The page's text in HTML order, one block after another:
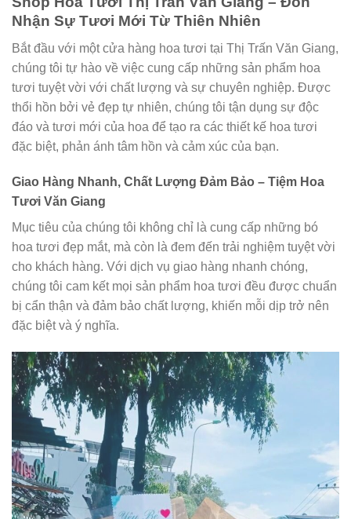
Nhận Sự Tươi Mới Từ Thiên Nhiên
Bắt đầu với một cửa hàng hoa tươi tại Thị Trấn Văn Giang,
chúng tôi tự hào về việc cung cấp những sản phẩm hoa
tươi tuyệt vời với chất lượng và sự chuyên nghiệp. Được
thổi hồn bởi vẻ đẹp tự nhiên, chúng tôi tận dụng sự độc
đáo và tươi mới của hoa để tạo ra các thiết kế hoa tươi
đặc biệt, phản ánh tâm hồn và cảm xúc của bạn.
Giao Hàng Nhanh, Chất Lượng Đảm Bảo – Tiệm Hoa
Tươi Văn Giang
Mục tiêu của chúng tôi không chỉ là cung cấp những bó
hoa tươi đẹp mắt, mà còn là đem đến trải nghiệm tuyệt vời
cho khách hàng. Với dịch vụ giao hàng nhanh chóng,
chúng tôi cam kết mọi sản phẩm hoa tươi đều được chuẩn
bị cẩn thận và đảm bảo chất lượng, khiến mỗi dịp trở nên
đặc biệt và ý nghĩa.